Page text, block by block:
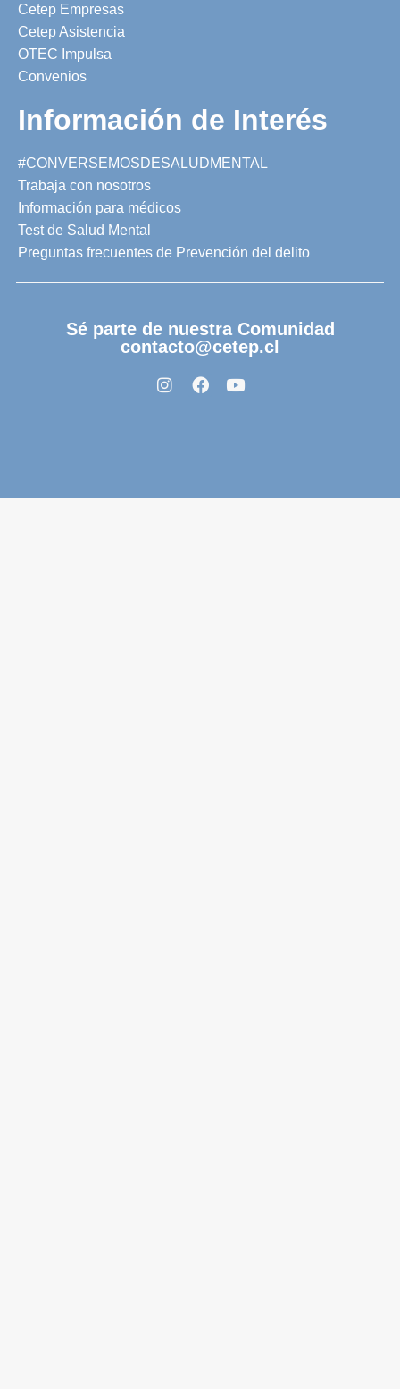
Cetep Empresas
Cetep Asistencia
OTEC Impulsa
Convenios
Información de Interés
#CONVERSEMOSDESALUDMENTAL
Trabaja con nosotros
Información para médicos
Test de Salud Mental
Preguntas frecuentes de Prevención del delito
Sé parte de nuestra Comunidad
contacto@cetep.cl